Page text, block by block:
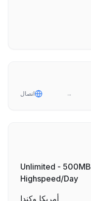
→ اتصال
أمريكا وكندا - Unlimited - 500MB
Highspeed/Day
أمريكا وكندا